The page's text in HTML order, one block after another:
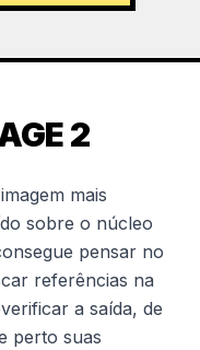
2
mais
sobre o núcleo
pensar no
referências na
a saída, de
perto suas